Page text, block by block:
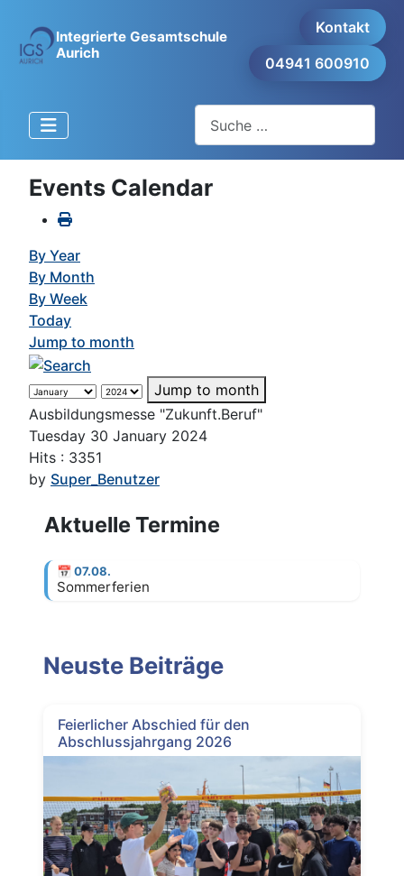
Integrierte Gesamtschule
Aurich
Kontakt
04941 600910
Events Calendar
By Year
By Month
By Week
Today
Jump to month
Jump to month
Ausbildungsmesse "Zukunft.Beruf"
Tuesday 30 January 2024
Hits : 3351
by Super_Benutzer
Aktuelle Termine
📅 07.08.
Sommerferien
Neuste Beiträge
Feierlicher Abschied für den
Abschlussjahrgang 2026